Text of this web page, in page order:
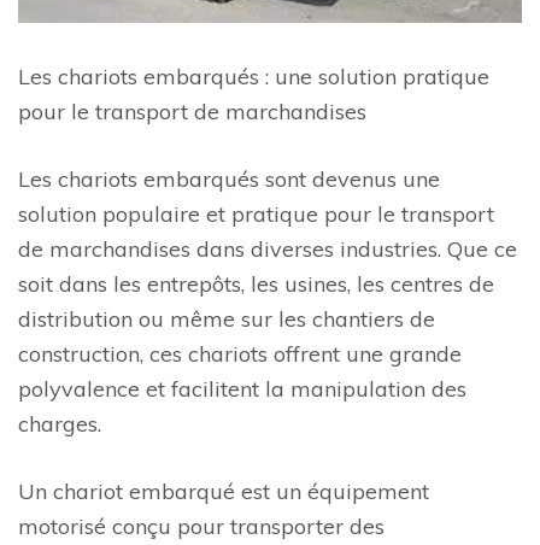
Les chariots embarqués : une solution pratique
pour le transport de marchandises
Les chariots embarqués sont devenus une
solution populaire et pratique pour le transport
de marchandises dans diverses industries. Que ce
soit dans les entrepôts, les usines, les centres de
distribution ou même sur les chantiers de
construction, ces chariots offrent une grande
polyvalence et facilitent la manipulation des
charges.
Un chariot embarqué est un équipement
motorisé conçu pour transporter des